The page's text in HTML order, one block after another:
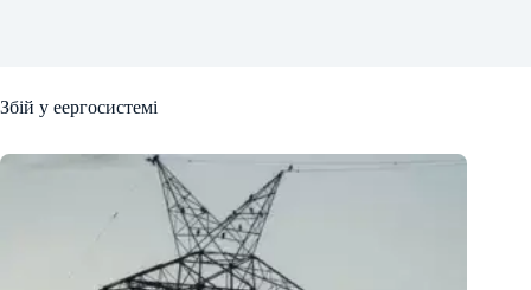
Збій у еергосистемі